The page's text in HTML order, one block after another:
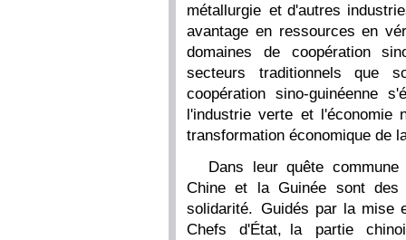
métallurgie et d'autres
avantage en ressources en
domaines de coopération
secteurs traditionnels que
coopération sino-guinéenne
l'industrie verte et l'économie
transformation économique de
Dans leur quête
Chine et la Guinée sont
solidarité. Guidés par la mise
Chefs d'État, la partie